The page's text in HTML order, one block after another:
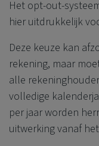
Het opt-out-
hier uitdrukkelijk
Deze keuze kan
rekening, maar
alle
volledige
per jaar worden
uitwerking vanaf